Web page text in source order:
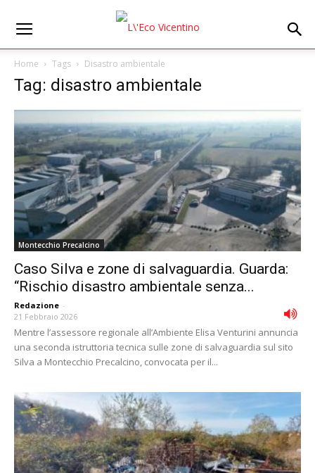
Home Tags Disastro ambientale
Tag: disastro ambientale
Montecchio Precalcino
Caso Silva e zone di salvaguardia. Guarda:
“Rischio disastro ambientale senza...
Redazione -
21 Febbraio 2026
Mentre l’assessore regionale all’Ambiente Elisa Venturini annuncia
una seconda istruttoria tecnica sulle zone di salvaguardia sul sito
Silva a Montecchio Precalcino, convocata per il...